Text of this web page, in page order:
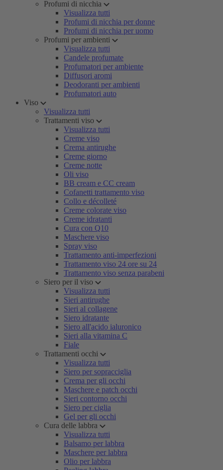
Profumi di nicchia
Visualizza tutti
Profumi di nicchia per donne
Profumi di nicchia per uomo
Profumi per ambienti
Visualizza tutti
Candele profumate
Profumatori per ambiente
Diffusori aromi
Deodoranti per ambienti
Profumatori auto
Viso
Visualizza tutti
Trattamenti viso
Visualizza tutti
Creme viso
Crema antirughe
Creme giorno
Creme notte
Oli viso
BB cream e CC cream
Cofanetti trattamento viso
Collo e décolleté
Creme colorate viso
Creme idratanti
Cura con Q10
Maschere viso
Spray viso
Trattamento anti-imperfezioni
Trattamento viso 24 ore su 24
Trattamento viso senza parabeni
Siero per il viso
Visualizza tutti
Sieri antirughe
Sieri al collagene
Siero idratante
Siero all'acido ialuronico
Sieri alla vitamina C
Fiale
Trattamenti occhi
Visualizza tutti
Siero per sopracciglia
Crema per gli occhi
Maschere e patch occhi
Sieri contorno occhi
Siero per ciglia
Gel per gli occhi
Cura delle labbra
Visualizza tutti
Balsamo per labbra
Maschere per labbra
Olio per labbra